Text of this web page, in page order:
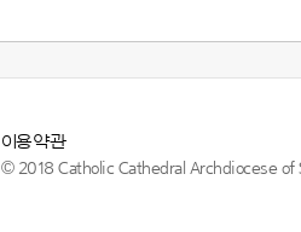
이용약관
© 2018 Catholic Cathedral Archdiocese of